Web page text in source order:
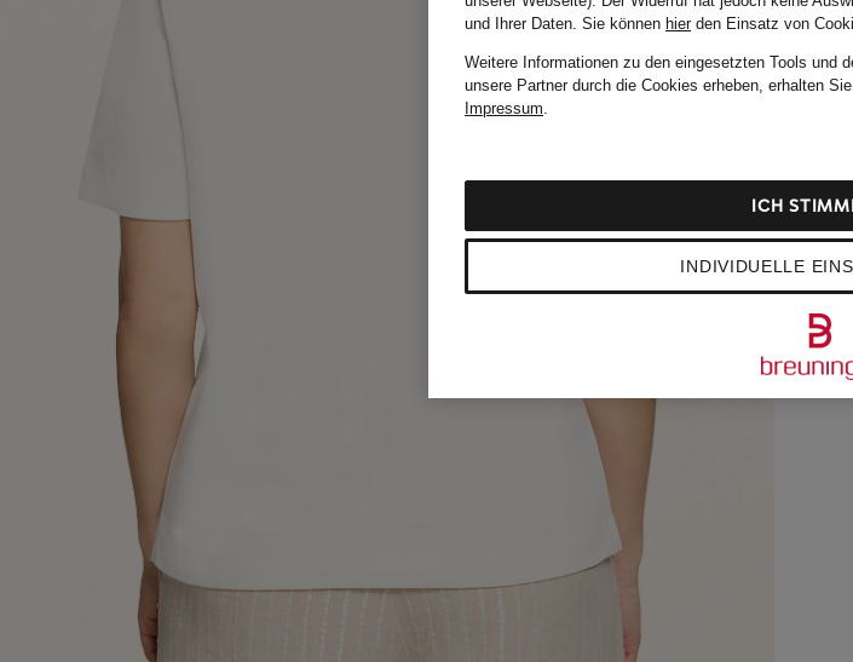
und Ihrer Daten. Sie können hierden Einsatz von
Weitere Informationen zu den eingesetzten Tools und
unsere Partner durch die Cookies erheben, erhalten
Impressum.
INDIVIDUELLE
ICH